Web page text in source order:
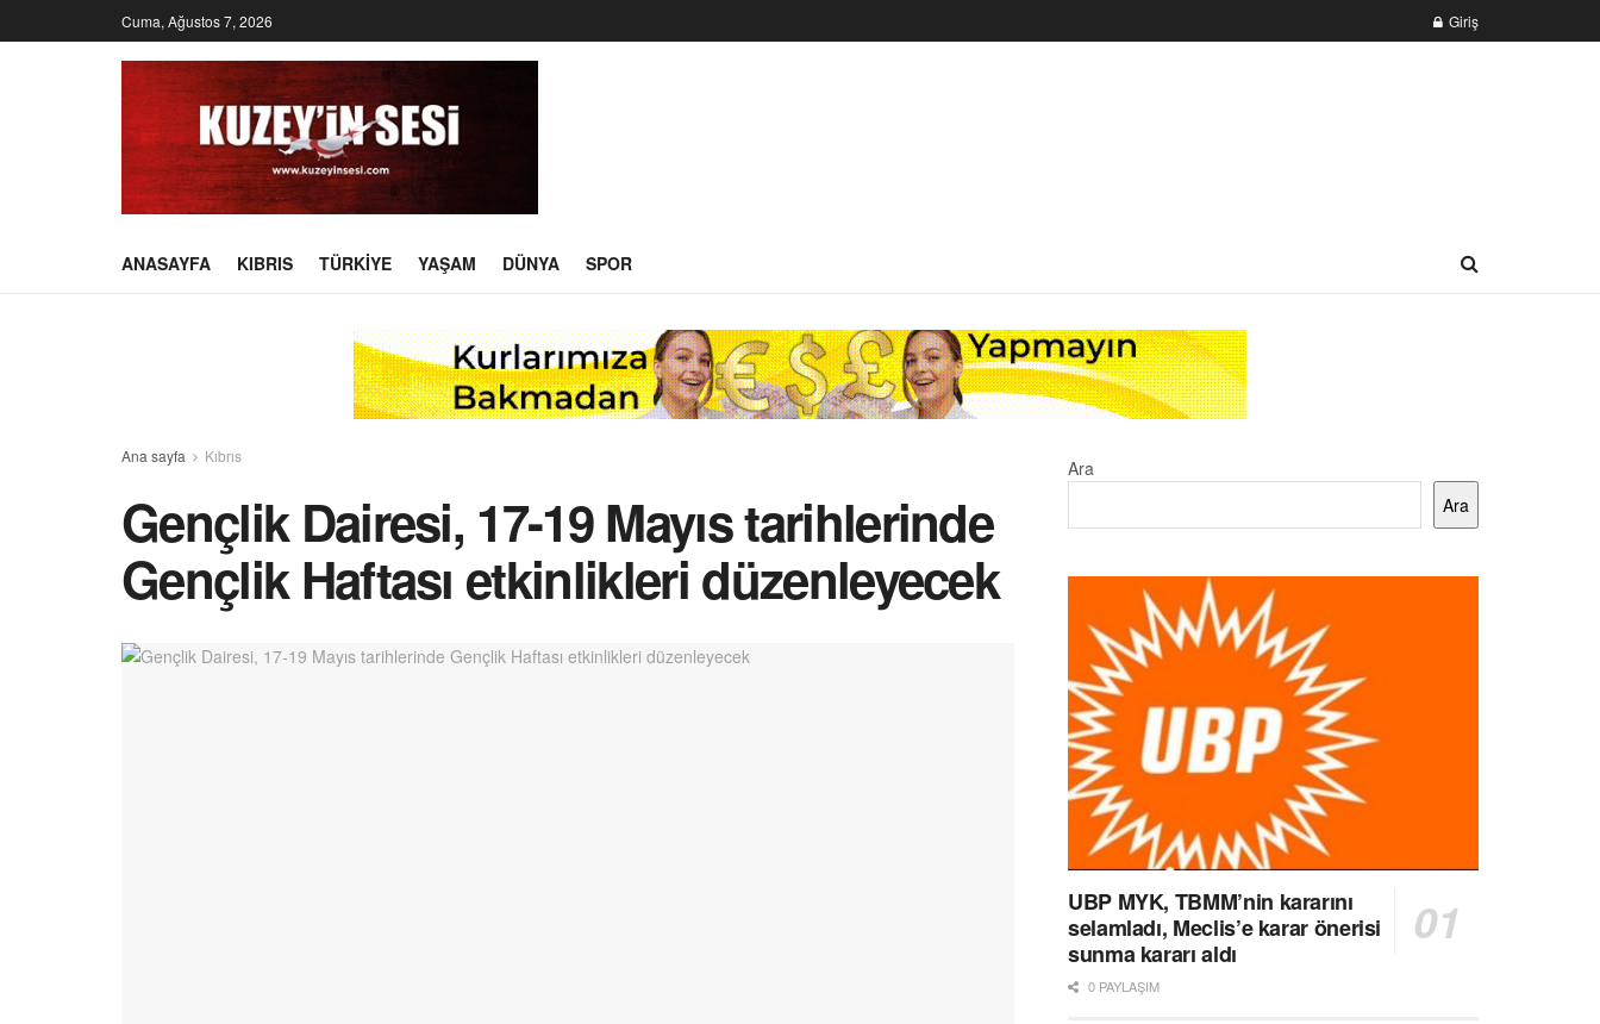
Cuma, Ağustos 7, 2026 Giriş
ANASAYFA KIBRIS TÜRKIYE YAŞAM DÜNYA SPOR
Ana sayfa Kıbrıs
Gençlik Dairesi, 17-19 Mayıs tarihlerinde
Gençlik Haftası etkinlikleri düzenleyecek
Ara
Ara
UBP MYK, TBMM’nin kararını
selamladı, Meclis’e karar önerisi
sunma kararı aldı
0 PAYLAŞIM